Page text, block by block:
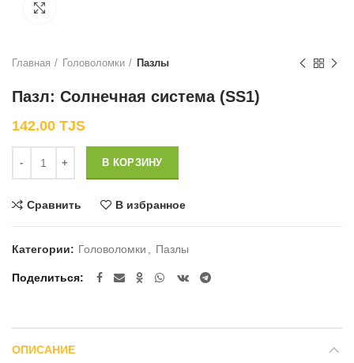
Главная Головоломки Пазлы
Пазл: Солнечная система (SS1)
142.00 TJS
В КОРЗИНУ
Сравнить В избранное
Категории: Головоломки Пазлы
Поделиться
ОПИСАНИЕ